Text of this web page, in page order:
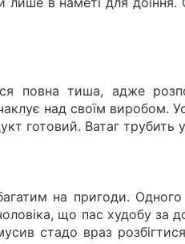
повна тиша, адже
над своїм виробом.
готовий. Ватаг трубить
на пригоди.
що пас худобу за
стадо враз